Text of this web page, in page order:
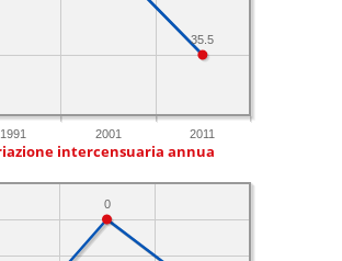
1991 2001 2011
35.5
intercensuaria annua
0